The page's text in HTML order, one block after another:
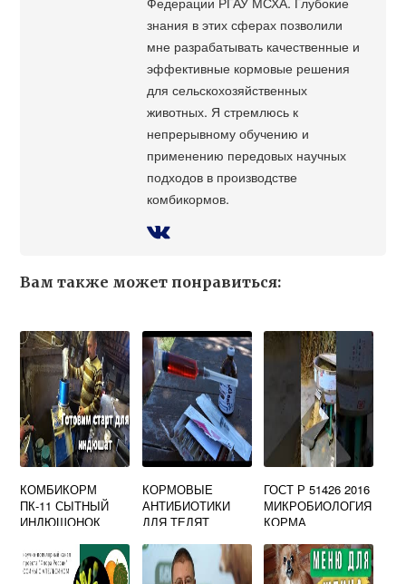
знания в этих сферах позволили
мне разрабатывать качественные и
эффективные кормовые решения
для сельскохозяйственных
животных. Я стремлюсь к
непрерывному обучению и
применению передовых научных
подходов в производстве
комбикормов.
Вам также может понравиться:
КОМБИКОРМ
ПК-11 СЫТНЫЙ
ИНДЮШОНОК
КОРМОВЫЕ
АНТИБИОТИКИ
ДЛЯ ТЕЛЯТ
ГОСТ Р 51426 2016
МИКРОБИОЛОГИЯ
КОРМА
КОМБИКОРМОВО
Е СЫРЬЕ